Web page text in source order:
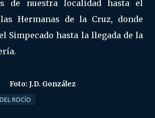
de nuestra localidad hasta el
Hermanas de la Cruz, donde
Simpecado hasta la llegada de la
Foto: J.D. González
ROCÍO